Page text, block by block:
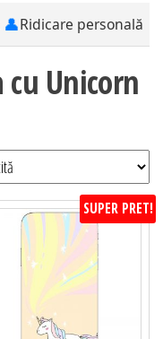
👤Ridicare personală
cu Unicorn
SUPER PRET!